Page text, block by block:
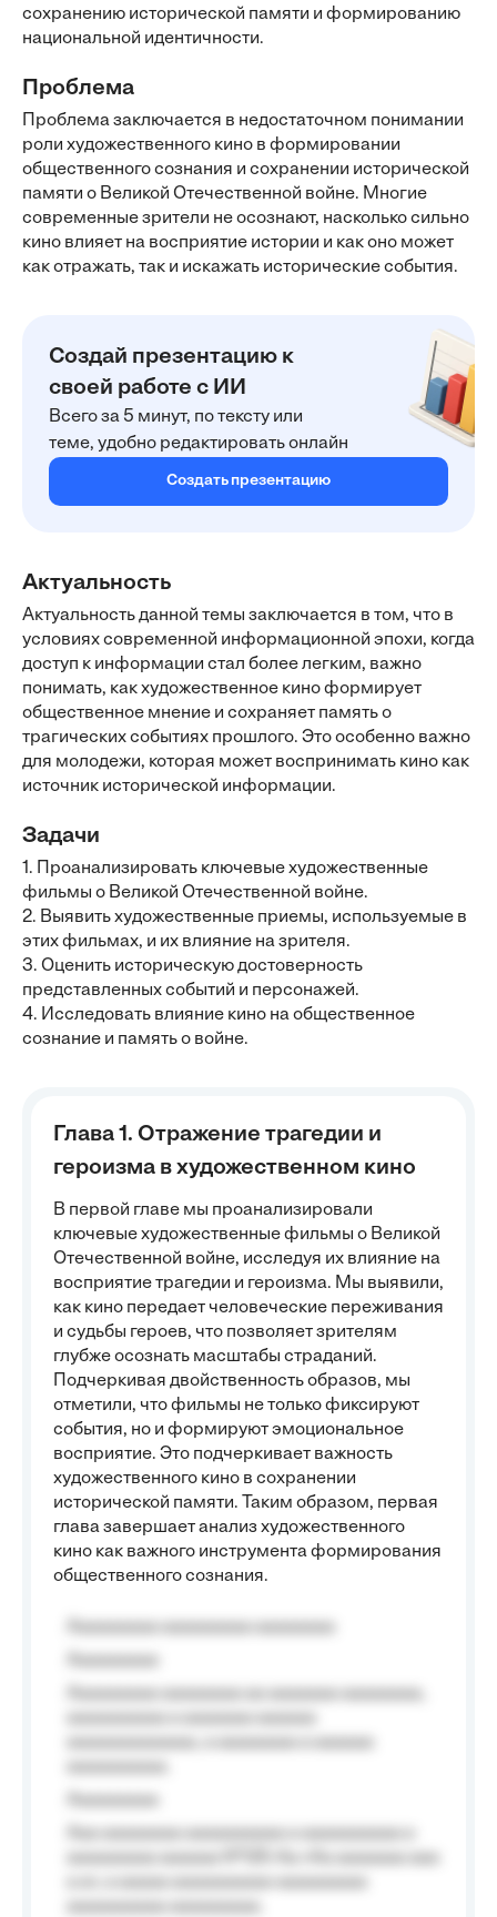
сохранению исторической памяти и формированию
национальной идентичности.
Проблема
Проблема заключается в недостаточном понимании
роли художественного кино в формировании
общественного сознания и сохранении исторической
памяти о Великой Отечественной войне. Многие
современные зрители не осознают, насколько сильно
кино влияет на восприятие истории и как оно может
как отражать, так и искажать исторические события.
Создай презентацию к
своей работе с ИИ
Всего за 5 минут, по тексту или
теме, удобно редактировать онлайн
Создать презентацию
Актуальность
Актуальность данной темы заключается в том, что в
условиях современной информационной эпохи, когда
доступ к информации стал более легким, важно
понимать, как художественное кино формирует
общественное мнение и сохраняет память о
трагических событиях прошлого. Это особенно важно
для молодежи, которая может воспринимать кино как
источник исторической информации.
Задачи
1. Проанализировать ключевые художественные
фильмы о Великой Отечественной войне.
2. Выявить художественные приемы, используемые в
этих фильмах, и их влияние на зрителя.
3. Оценить историческую достоверность
представленных событий и персонажей.
4. Исследовать влияние кино на общественное
сознание и память о войне.
Глава 1. Отражение трагедии и
героизма в художественном кино
В первой главе мы проанализировали
ключевые художественные фильмы о Великой
Отечественной войне, исследуя их влияние на
восприятие трагедии и героизма. Мы выявили,
как кино передает человеческие переживания
и судьбы героев, что позволяет зрителям
глубже осознать масштабы страданий.
Подчеркивая двойственность образов, мы
отметили, что фильмы не только фиксируют
события, но и формируют эмоциональное
восприятие. Это подчеркивает важность
художественного кино в сохранении
исторической памяти. Таким образом, первая
глава завершает анализ художественного
кино как важного инструмента формирования
общественного сознания.